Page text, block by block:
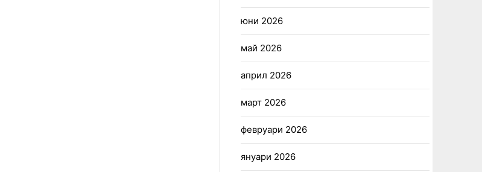
юни 2026
май 2026
април 2026
март 2026
февруари 2026
януари 2026